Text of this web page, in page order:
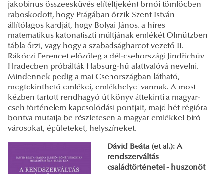
jakobinus összeesküvés elítéltjeként brnói tömlöcben
raboskodott, hogy Prágában őrzik Szent István
állítólagos kardját, hogy Bolyai János, a híres
matematikus katonatiszti múltjának emlékét Olmützben
tábla őrzi, vagy hogy a szabadságharcot vezető II.
Rákóczi Ferencet előzőleg a dél-csehországi Jindřichův
Hradecben próbálták Habsurg-hű alattvalóvá nevelni.
Mindennek pedig a mai Csehországban látható,
megtekinthető emlékei, emlékhelyei vannak. A most
kézben tartott rendhagyó útikönyv áttekinti a magyar-
cseh történelem kapcsolódási pontjait, majd hét régióra
bontva mutatja be részletesen a magyar emlékkel bíró
városokat, épületeket, helyszíneket.
Dávid Beáta (et al.): A
rendszerváltás
családtörténetei - huszonöt